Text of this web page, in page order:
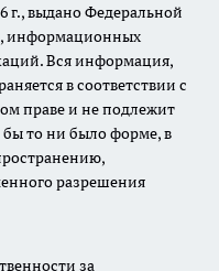
г., выдано Федеральной
информационных
Вся информация,
в соответствии с
праве и не подлежит
то ни было форме, в
разрешения
за